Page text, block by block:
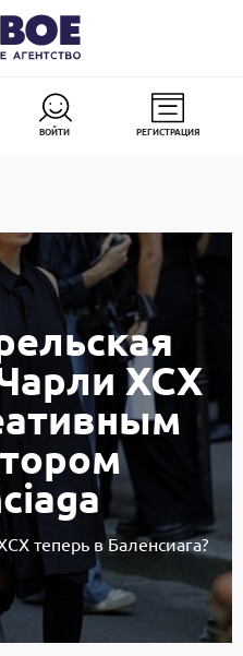
ВОЙТИ РЕГИСТРАЦИЯ
ХСХ
теперь в Баленсиага?